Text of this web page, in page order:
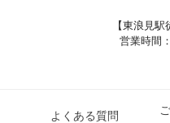
【東浪見
営業時間
よくある質問